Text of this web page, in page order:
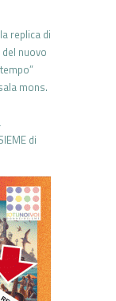
replica di
nuovo
mons.
di